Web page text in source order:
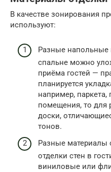
В качестве зонирования
используют:
Разные напольные
спальне можно
приёма гостей —
планируется
например,
помещения, то для
доски,
тонов.
Разные материалы
отделки стен в
виниловые или